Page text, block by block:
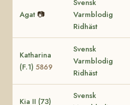
Agat 📷
Svensk
Varmblodig
Ridhäst
Katharina
(F.1) 5869
Svensk
Varmblodig
Ridhäst
Kia II (73)
Svensk